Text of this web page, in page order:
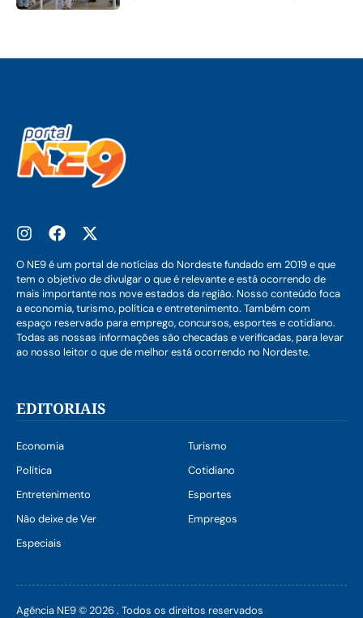
O NE9 é um portal de notícias do Nordeste fundado em 2019 e que
tem o objetivo de divulgar o que é relevante e está ocorrendo de
mais importante nos nove estados da região. Nosso conteúdo foca
a economia, turismo, política e entretenimento. Também com
espaço reservado para emprego, concursos, esportes e cotidiano.
Todas as nossas informações são checadas e verificadas, para levar
ao nosso leitor o que de melhor está ocorrendo no Nordeste.
EDITORIAIS
Economia
Turismo
Política
Cotidiano
Entretenimento
Esportes
Não deixe de Ver
Empregos
Especiais
Agência NE9 © 2026 . Todos os direitos reservados